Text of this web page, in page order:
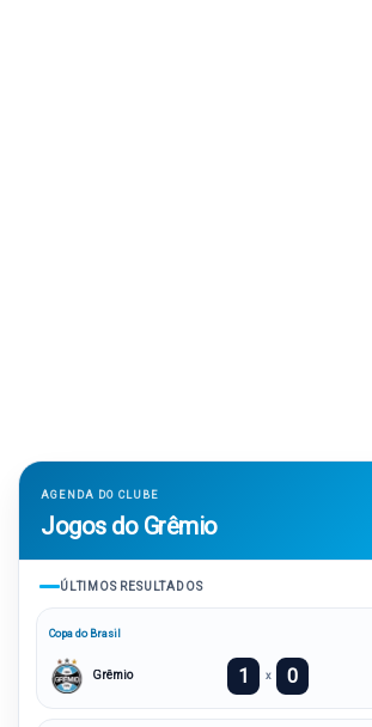
AGENDA DO CLUBE
Jogos do Grêmio
ÚLTIMOS RESULTADOS
Copa do Brasil
Grêmio 1 x 0